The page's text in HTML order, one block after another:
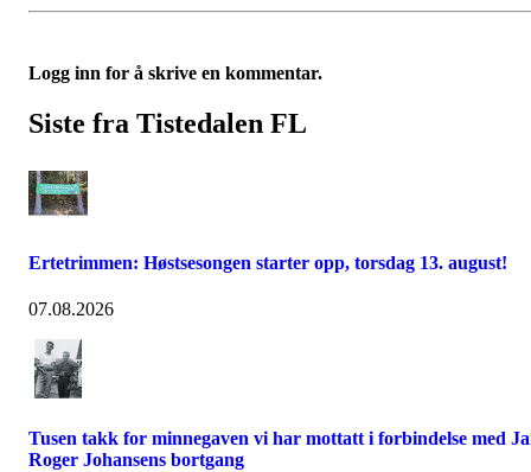
Logg inn for å skrive en kommentar.
Siste fra Tistedalen FL
Ertetrimmen: Høstsesongen starter opp, torsdag 13. august!
07.08.2026
Tusen takk for minnegaven vi har mottatt i forbindelse med
Roger Johansens bortgang